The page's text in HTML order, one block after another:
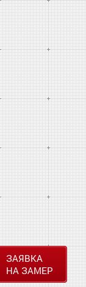
ЗАЯВКА
НА ЗАМЕР